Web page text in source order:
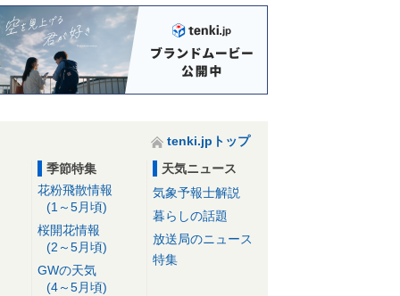
tenki.jpトップ
季節特集
花粉飛散情報
(1～5月頃)
桜開花情報
(2～5月頃)
GWの天気
(4～5月頃)
天気ニュース
気象予報士解説
暮らしの話題
放送局のニュース
特集